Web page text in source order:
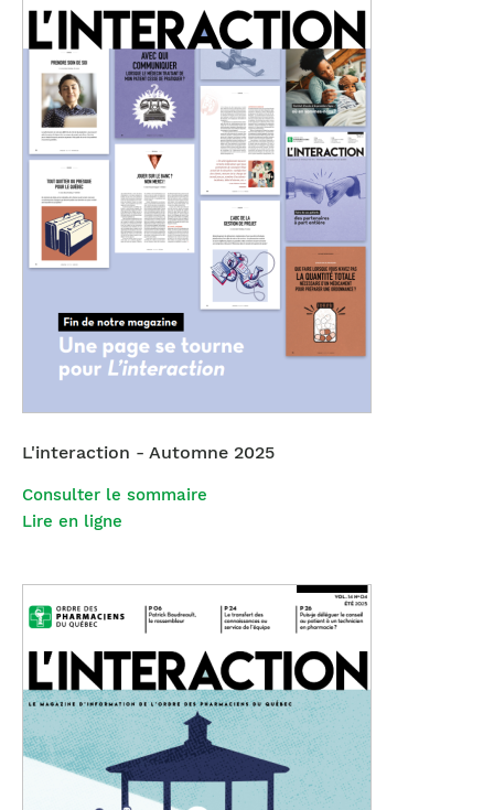
L'interaction - Automne 2025
Consulter le sommaire
Lire en ligne